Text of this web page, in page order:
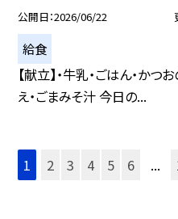
公開日 2026/06/22
給食
【献立】・牛乳・ごはん・か
え・ごまみそ汁 今日の...
1 2 3 4 5 6 ...